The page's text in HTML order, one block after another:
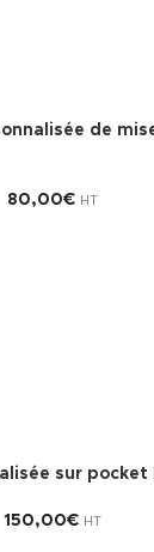
de
80,00€ HT
sur pocket
150,00€ HT